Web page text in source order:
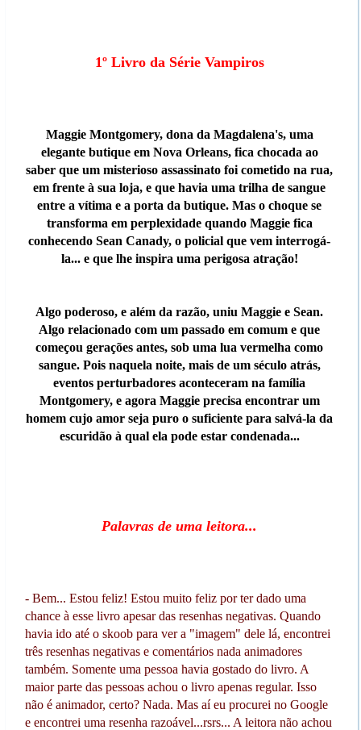
1º Livro da Série Vampiros
Maggie Montgomery, dona da Magdalena's, uma
elegante butique em Nova Orleans, fica chocada ao
saber que um misterioso assassinato foi cometido na rua,
em frente à sua loja, e que havia uma trilha de sangue
entre a vítima e a porta da butique. Mas o choque se
transforma em perplexidade quando Maggie fica
conhecendo Sean Canady, o policial que vem interrogá-
la... e que lhe inspira uma perigosa atração!
Algo poderoso, e além da razão, uniu Maggie e Sean.
Algo relacionado com um passado em comum e que
começou gerações antes, sob uma lua vermelha como
sangue. Pois naquela noite, mais de um século atrás,
eventos perturbadores aconteceram na família
Montgomery, e agora Maggie precisa encontrar um
homem cujo amor seja puro o suficiente para salvá-la da
escuridão à qual ela pode estar condenada...
Palavras de uma leitora...
- Bem... Estou feliz! Estou muito feliz por ter dado uma
chance à esse livro apesar das resenhas negativas. Quando
havia ido até o skoob para ver a "imagem" dele lá, encontrei
três resenhas negativas e comentários nada animadores
também. Somente uma pessoa havia gostado do livro. A
maior parte das pessoas achou o livro apenas regular. Isso
não é animador, certo? Nada. Mas aí eu procurei no Google
e encontrei uma resenha razoável...rsrs... A leitora não achou